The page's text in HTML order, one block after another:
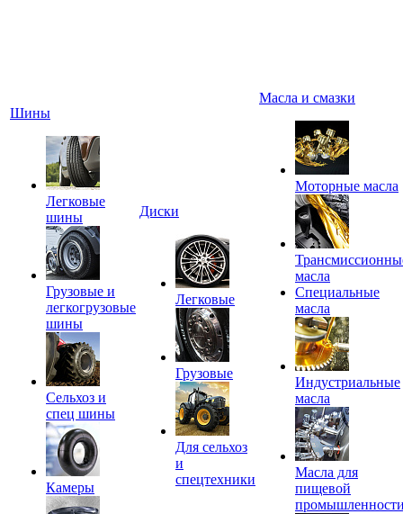
Шины
Легковые
шины
Грузовые и
легкогрузовые
шины
Сельхоз и
спец шины
Камеры
Диски
Легковые
Грузовые
Для сельхоз
и
спецтехники
Масла и смазки
Моторные масла
масла
Специальные
масла
Индустриальные
масла
Масла для
пищевой